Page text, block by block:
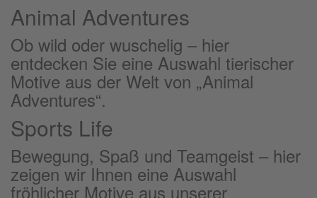
Animal Adventures
Ob wild oder wuschelig – hier
entdecken Sie eine Auswahl tierischer
Motive aus der Welt von „Animal
Adventures“.
Sports Life
Bewegung, Spaß und Teamgeist – hier
zeigen wir Ihnen eine Auswahl
fröhlicher Motive aus unserer